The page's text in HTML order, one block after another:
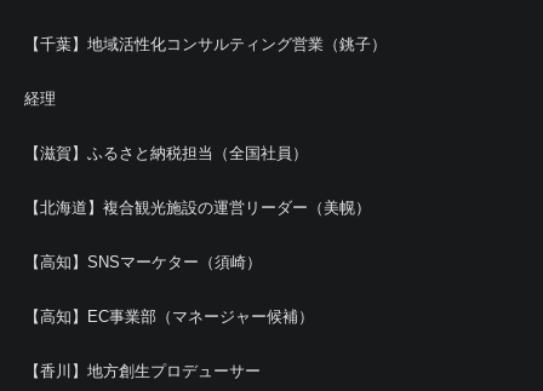
【千葉】地域活性化コンサルティング営業（銚子）
経理
【滋賀】ふるさと納税担当（全国社員）
【北海道】複合観光施設の運営リーダー（美幌）
【高知】SNSマーケター（須崎）
【高知】EC事業部（マネージャー候補）
【香川】地方創生プロデューサー